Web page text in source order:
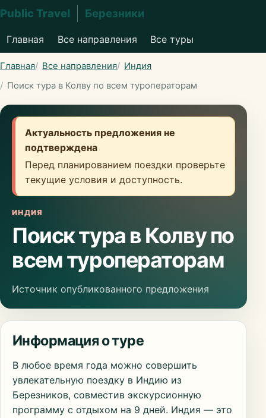
Public Travel Березники
Главная Все направления Все туры
Главная Все направления
Индия
Поиск тура в Колву по всем туроператорам
Актуальность предложения не
подтверждена
Перед планированием поездки проверьте
текущие условия и доступность.
ИНДИЯ
Поиск тура в Колву по
всем туроператорам
Источник опубликованного предложения
Информация о туре
В любое время года можно совершить
увлекательную поездку в Индию из
Березников, совместив экскурсионную
программу с отдыхом на 9 дней. Индия — это